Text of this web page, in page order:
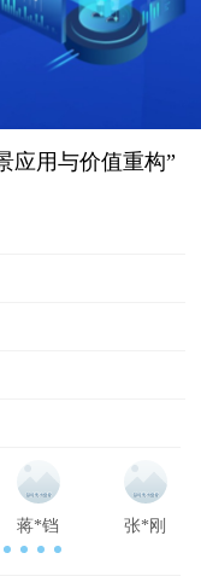
应用与价值重构”
蒋*铛 张*刚